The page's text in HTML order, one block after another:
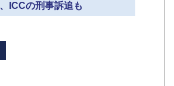
ICCの刑事訴追も